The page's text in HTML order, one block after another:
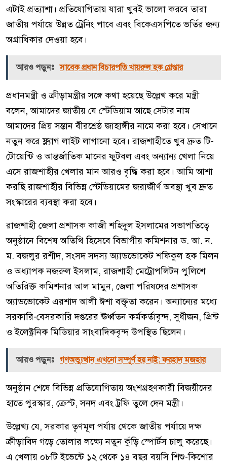
এটাই প্রত্যাশা। প্রতিযোগিতায় যারা খুবই ভালো করবে তারা
জাতীয় পর্যায়ে উন্নত ট্রেনিং পাবে এবং বিকেএসপিতে ভর্তির জন্য
অগ্রাধিকার দেওয়া হবে।
আরও পড়ুনঃ সাবেক প্রধান বিচারপতি খায়রুল হক গ্রেপ্তার
প্রধানমন্ত্রী ও ক্রীড়ামন্ত্রীর সঙ্গে কথা হয়েছে উল্লেখ করে মন্ত্রী
বলেন, আমাদের জাতীয় যে স্টেডিয়াম আছে সেটার নাম
আমাদের প্রিয় সন্তান বীরশ্রেষ্ঠ জাহাঙ্গীর নামে করা হবে। সেখানে
নতুন করে ফ্ল্যাগ লাইট লাগানো হবে। রাজশাহীতে খুব দ্রুত টি-
টোয়েন্টি ও আন্তর্জাতিক মানের ফুটবল এবং অন্যান্য খেলা নিয়ে
এসে রাজশাহীর খেলার মান আরও বৃদ্ধি করা হবে। আমি আশা
করছি রাজশাহীর বিভিন্ন স্টেডিয়ামের জরাজীর্ণ অবস্থা খুব দ্রুত
সংস্কারের ব্যবস্থা করা হবে।
রাজশাহী জেলা প্রশাসক কাজী শহিদুল ইসলামের সভাপতিত্বে
অনুষ্ঠানে বিশেষ অতিথি হিসেবে বিভাগীয় কমিশনার ড. আ. ন.
ম. বজলুর রশীদ, সংসদ সদস্য অ্যাডভোকেট শফিকুল হক মিলন
ও অধ্যাপক নজরুল ইসলাম, রাজশাহী মেট্রোপলিটন পুলিশে
অতিরিক্ত কমিশনার আল মামুন, জেলা পরিষদের প্রশাসক
অ্যাডভোকেট এরশাদ আলী ঈশা বক্তৃতা করেন। অন্যান্যের মধ্যে
সরকারি-বেসরকারি দপ্তরের ঊর্ধ্বতন কর্মকর্তাবৃন্দ, সুধীজন, প্রিন্ট
ও ইলেক্ট্রনিক মিডিয়ার সাংবাদিকবৃন্দ উপস্থিত ছিলেন।
আরও পড়ুনঃ গণঅভ্যুত্থান এখনো সম্পূর্ণ হয় নাই: ফরহাদ মজহার
অনুষ্ঠান শেষে বিভিন্ন প্রতিযোগিতায় অংশগ্রহণকারী বিজয়ীদের
হাতে পুরস্কার, ক্রেস্ট, সনদ এবং ট্রফি তুলে দেন মন্ত্রী।
উল্লেখ্য যে, সরকার তৃণমূল পর্যায় থেকে জাতীয় পর্যায়ে দক্ষ
ক্রীড়াবিদ গড়ে তোলার লক্ষ্যে নতুন কুঁড়ি স্পোর্টস চালু করেছে।
এ খেলায় ০৮টি ইভেন্টে ১২ থেকে ১৪ বছর বয়সি শিশু-কিশোর